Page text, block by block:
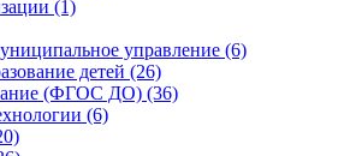
(1)
управление (6)
детей (26)
(ФГОС ДО) (36)
(6)